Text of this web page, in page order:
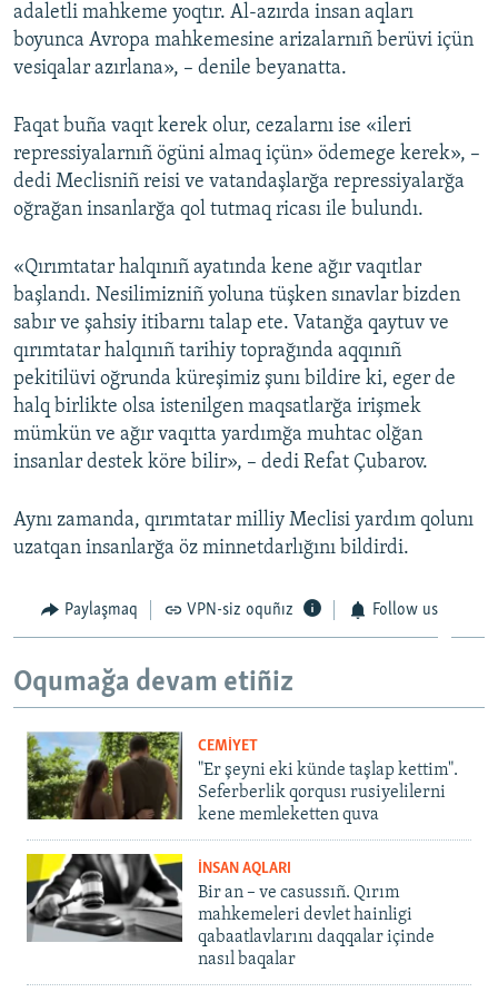
adaletli mahkeme yoqtır. Al-azırda insan aqları
boyunca Avropa mahkemesine arizalarnıñ berüvi içün
vesiqalar azırlana», – denile beyanatta.
Faqat buña vaqıt kerek olur, cezalarnı ise «ileri
repressiyalarnıñ ögüni almaq içün» ödemege kerek», –
dedi Meclisniñ reisi ve vatandaşlarğa repressiyalarğa
oğrağan insanlarğa qol tutmaq ricası ile bulundı.
«Qırımtatar halqınıñ ayatında kene ağır vaqıtlar
başlandı. Nesilimizniñ yoluna tüşken sınavlar bizden
sabır ve şahsiy itibarnı talap ete. Vatanğa qaytuv ve
qırımtatar halqınıñ tarihiy toprağında aqqınıñ
pekitilüvi oğrunda küreşimiz şunı bildire ki, eger de
halq birlikte olsa istenilgen maqsatlarğa irişmek
mümkün ve ağır vaqıtta yardımğa muhtac olğan
insanlar destek köre bilir», – dedi Refat Çubarov.
Aynı zamanda, qırımtatar milliy Meclisi yardım qolunı
uzatqan insanlarğa öz minnetdarlığını bildirdi.
Paylaşmaq VPN-siz oquñız Follow us
Oqumağa devam etiñiz
CEMİYET
"Er şeyni eki künde taşlap kettim".
Seferberlik qorqusı rusiyelilerni
kene memleketten quva
İNSAN AQLARI
Bir an – ve casussıñ. Qırım
mahkemeleri devlet hainligi
qabaatlavlarını daqqalar içinde
nasıl baqalar